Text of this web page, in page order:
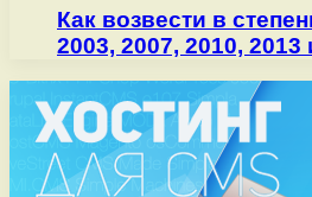
Как возвести в
2003, 2007, 2010, 2013